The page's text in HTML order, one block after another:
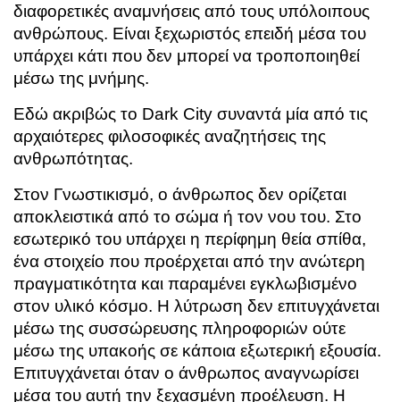
διαφορετικές αναμνήσεις από τους υπόλοιπους
ανθρώπους. Είναι ξεχωριστός επειδή μέσα του
υπάρχει κάτι που δεν μπορεί να τροποποιηθεί
μέσω της μνήμης.
Εδώ ακριβώς το Dark City συναντά μία από τις
αρχαιότερες φιλοσοφικές αναζητήσεις της
ανθρωπότητας.
Στον Γνωστικισμό, ο άνθρωπος δεν ορίζεται
αποκλειστικά από το σώμα ή τον νου του. Στο
εσωτερικό του υπάρχει η περίφημη θεία σπίθα,
ένα στοιχείο που προέρχεται από την ανώτερη
πραγματικότητα και παραμένει εγκλωβισμένο
στον υλικό κόσμο. Η λύτρωση δεν επιτυγχάνεται
μέσω της συσσώρευσης πληροφοριών ούτε
μέσω της υπακοής σε κάποια εξωτερική εξουσία.
Επιτυγχάνεται όταν ο άνθρωπος αναγνωρίσει
μέσα του αυτή την ξεχασμένη προέλευση. Η